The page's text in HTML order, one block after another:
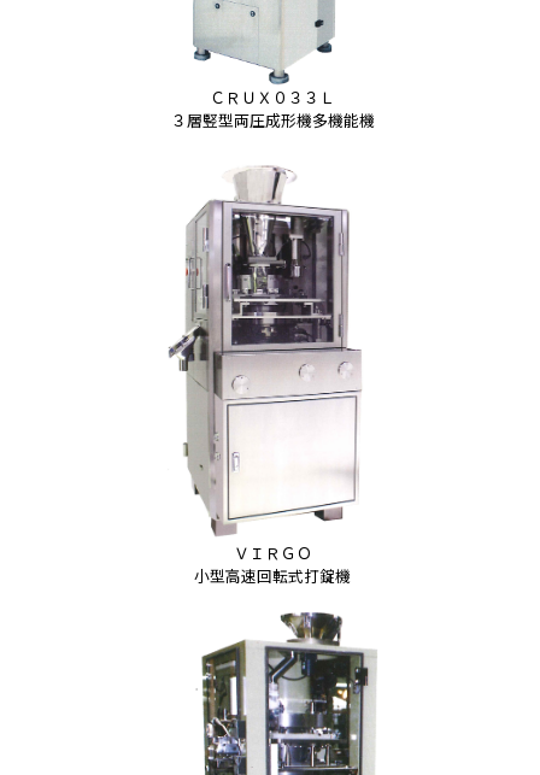
ＣＲＵＸ０３３Ｌ
３層竪型両圧成形機多機能機
ＶＩＲＧＯ
小型高速回転式打錠機